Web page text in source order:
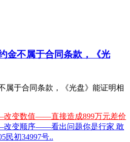
金不属于合同条款，《光
属于合同条款，《光盘》能证明相
变数值——直接造成899万元差价
变顺序——看出问题你是行家 敢
民初34997号..